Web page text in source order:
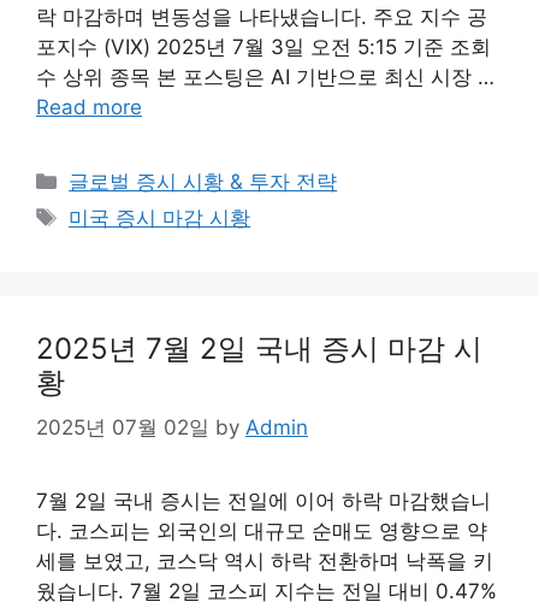
락 마감하며 변동성을 나타냈습니다. 주요 지수 공
포지수 (VIX) 2025년 7월 3일 오전 5:15 기준 조회
수 상위 종목 본 포스팅은 AI 기반으로 최신 시장 …
Read more
Categories
글로벌 증시 시황 & 투자 전략
Tags
미국 증시 마감 시황
2025년 7월 2일 국내 증시 마감 시
황
2025년 07월 02일 by Admin
7월 2일 국내 증시는 전일에 이어 하락 마감했습니
다. 코스피는 외국인의 대규모 순매도 영향으로 약
세를 보였고, 코스닥 역시 하락 전환하며 낙폭을 키
웠습니다. 7월 2일 코스피 지수는 전일 대비 0.47%